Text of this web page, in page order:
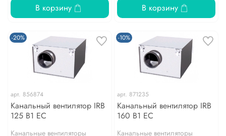
В корзину В корзину
-20%
арт. 856874
Канальный вентилятор IRB
125 B1 EC
Канальные вентиляторы
-10%
арт. 871235
Канальный вентилятор IRB
160 B1 EC
Канальные вентиляторы